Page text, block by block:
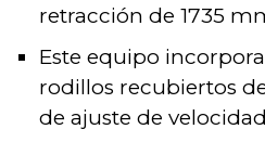
retracción de 1735
Este equipo
rodillos recubiertos
de ajuste de